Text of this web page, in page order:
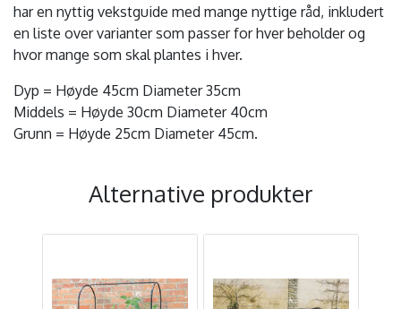
har en nyttig vekstguide med mange nyttige råd, inkludert
en liste over varianter som passer for hver beholder og
hvor mange som skal plantes i hver.
Dyp = Høyde 45cm Diameter 35cm
Middels = Høyde 30cm Diameter 40cm
Grunn = Høyde 25cm Diameter 45cm.
Alternative produkter